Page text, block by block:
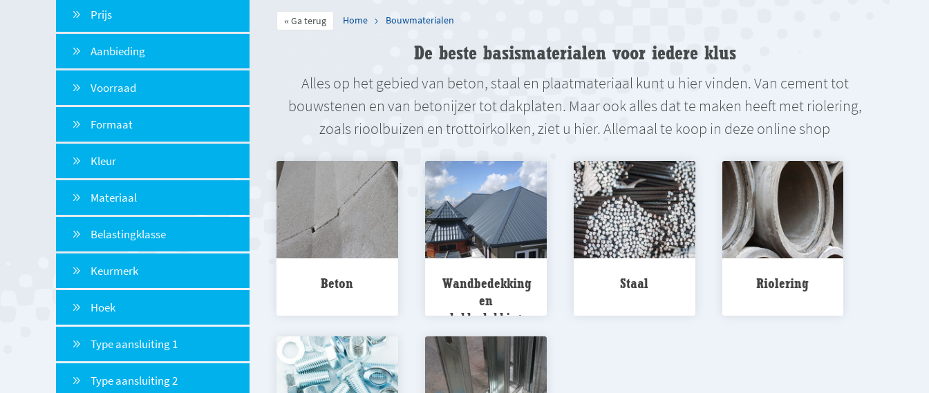
Ga terug Home Bouwmaterialen
De beste basismaterialen voor iedere klus
Alles op het gebied van beton, staal en plaatmateriaal kunt u hier vinden. Van cement tot
bouwstenen en van betonijzer tot dakplaten. Maar ook alles dat te maken heeft met riolering,
zoals rioolbuizen en trottoirkolken, ziet u hier. Allemaal te koop in deze online shop
Beton
Wandbedekking
en
dakbedekking
Staal Riolering
Prijs
Aanbieding
Voorraad
Formaat
Kleur
Materiaal
Belastingklasse
Keurmerk
Hoek
Type aansluiting 1
Type aansluiting 2